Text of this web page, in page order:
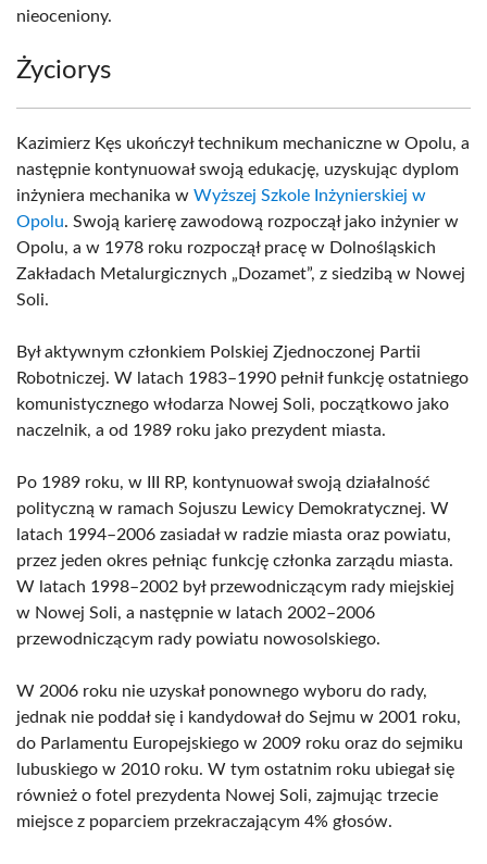
nieoceniony.
Życiorys
Kazimierz Kęs ukończył technikum mechaniczne w Opolu, a
następnie kontynuował swoją edukację, uzyskując dyplom
inżyniera mechanika w Wyższej Szkole Inżynierskiej w
Opolu. Swoją karierę zawodową rozpoczął jako inżynier w
Opolu, a w 1978 roku rozpoczął pracę w Dolnośląskich
Zakładach Metalurgicznych „Dozamet”, z siedzibą w Nowej
Soli.
Był aktywnym członkiem Polskiej Zjednoczonej Partii
Robotniczej. W latach 1983–1990 pełnił funkcję ostatniego
komunistycznego włodarza Nowej Soli, początkowo jako
naczelnik, a od 1989 roku jako prezydent miasta.
Po 1989 roku, w III RP, kontynuował swoją działalność
polityczną w ramach Sojuszu Lewicy Demokratycznej. W
latach 1994–2006 zasiadał w radzie miasta oraz powiatu,
przez jeden okres pełniąc funkcję członka zarządu miasta.
W latach 1998–2002 był przewodniczącym rady miejskiej
w Nowej Soli, a następnie w latach 2002–2006
przewodniczącym rady powiatu nowosolskiego.
W 2006 roku nie uzyskał ponownego wyboru do rady,
jednak nie poddał się i kandydował do Sejmu w 2001 roku,
do Parlamentu Europejskiego w 2009 roku oraz do sejmiku
lubuskiego w 2010 roku. W tym ostatnim roku ubiegał się
również o fotel prezydenta Nowej Soli, zajmując trzecie
miejsce z poparciem przekraczającym 4% głosów.